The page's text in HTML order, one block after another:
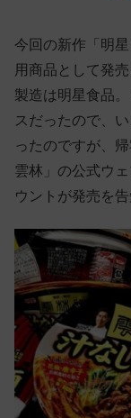
今回の新作「明
用商品として発
製造は明星食品
スだったので、
ったのですが、
雲林」の公式ウ
ウントが発売を